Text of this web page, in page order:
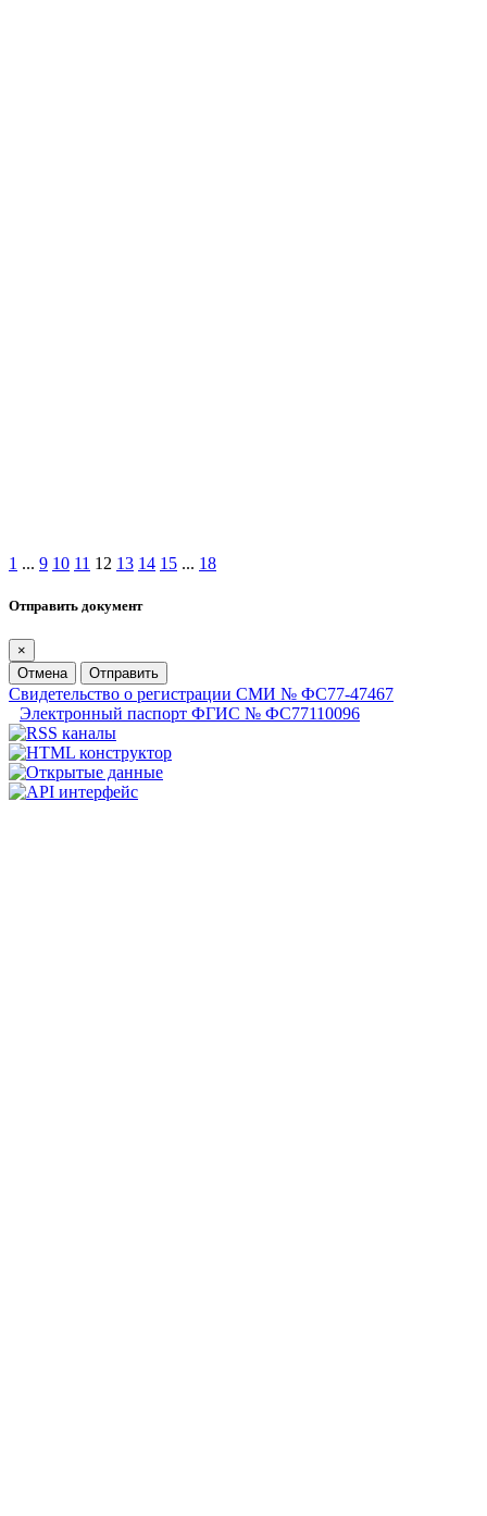
1 ... 9 10 11 12 13 14 15 ... 18
Отправить документ
×
Отмена
Отправить
Свидетельство о регистрации СМИ № ФС77-47467
Электронный паспорт ФГИС № ФС77110096